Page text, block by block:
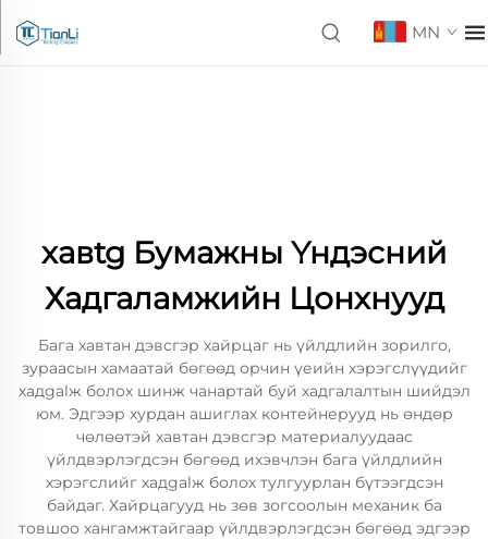
MN
хавtg Бумажны Үндэсний
Хадгаламжийн Цонхнууд
Бага хавтан дэвсгэр хайрцаг нь үйлдлийн зорилго,
зураасын хамаатай бөгөөд орчин үеийн хэрэгслүүдийг
хадgalж болох шинж чанартай буй хадгалалтын шийдэл
юм. Эдгээр хурдан ашиглах контейнерууд нь өндөр
чөлөөтэй хавтан дэвсгэр материалуудаас
үйлдвэрлэгдсэн бөгөөд ихэвчлэн бага үйлдлийн
хэрэгслийг хадgalж болох тулгуурлан бүтээгдсэн
байдаг. Хайрцагууд нь зөв зогсоолын механик ба
товшоо хангамжтайгаар үйлдвэрлэгдсэн бөгөөд эдгээр